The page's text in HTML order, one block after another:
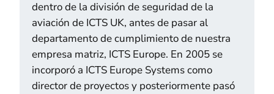
dentro de la división de seguridad de la
aviación de ICTS UK, antes de pasar al
departamento de cumplimiento de nuestra
empresa matriz, ICTS Europe. En 2005 se
incorporó a ICTS Europe Systems como
director de proyectos y posteriormente pasó